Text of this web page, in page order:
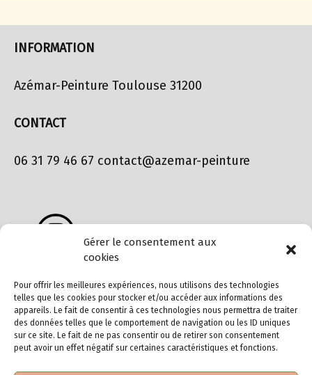
Gérer le consentement aux
cookies
Pour offrir les meilleures expériences, nous utilisons des technologies
telles que les cookies pour stocker et/ou accéder aux informations des
appareils. Le fait de consentir à ces technologies nous permettra de traiter
des données telles que le comportement de navigation ou les ID uniques
sur ce site. Le fait de ne pas consentir ou de retirer son consentement
peut avoir un effet négatif sur certaines caractéristiques et fonctions.
INFORMATION
Azémar-Peinture Toulouse 31200
CONTACT
06 31 79 46 67 contact@azemar-peinture